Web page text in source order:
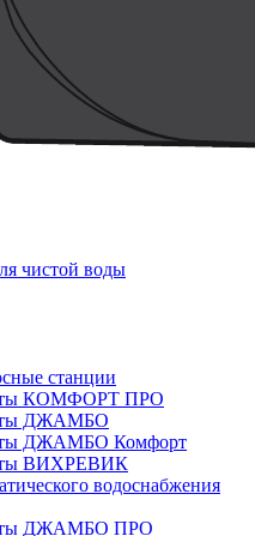
чистой воды
станции
КОМФОРТ ПРО
ДЖАМБО
ДЖАМБО Комфорт
ВИХРЕВИК
водоснабжения
ДЖАМБО ПРО